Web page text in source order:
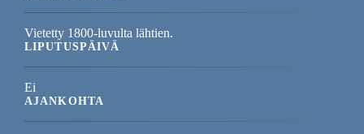
Vietetty 1800-luvulta lähtien.
LIPUTUSPÄIVÄ
Ei
AJANKOHTA